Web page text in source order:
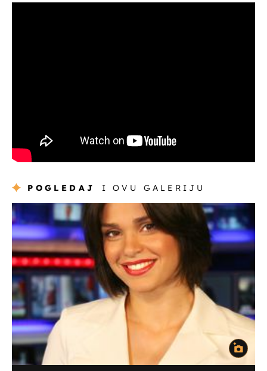
POGLEDAJ I OVU GALERIJU